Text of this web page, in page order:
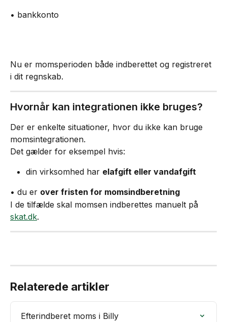
• bankkonto
Nu er momsperioden både indberettet og registreret
i dit regnskab.
Hvornår kan integrationen ikke bruges?
Der er enkelte situationer, hvor du ikke kan bruge
momsintegrationen.
Det gælder for eksempel hvis:
din virksomhed har elafgift eller vandafgift
• du er over fristen for momsindberetning
I de tilfælde skal momsen indberettes manuelt på
skat.dk.
Relaterede artikler
Efterindberet moms i Billy